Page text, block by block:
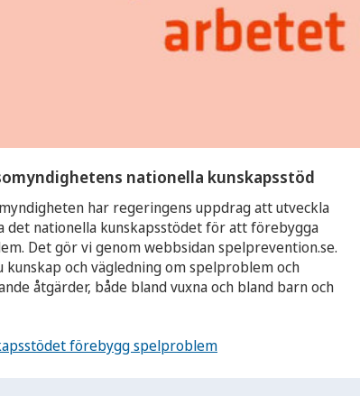
nationella kunskapsstöd
har regeringens uppdrag att utveckla
det nationella kunskapsstödet för att förebygga
Det gör vi genom webbsidan spelprevention.se.
kunskap och vägledning om spelproblem och
åtgärder, både bland vuxna och bland barn och
förebygg spelproblem